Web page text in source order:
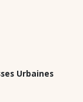
Urbaines